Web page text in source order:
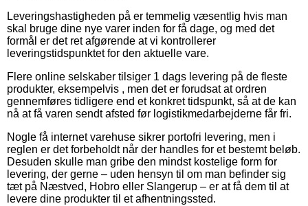
Leveringshastigheden på er temmelig væsentlig hvis man
skal bruge dine nye varer inden for få dage, og med det
formål er det ret afgørende at vi kontrollerer
leveringstidspunktet for den aktuelle vare.
Flere online selskaber tilsiger 1 dags levering på de fleste
produkter, eksempelvis , men det er forudsat at ordren
gennemføres tidligere end et konkret tidspunkt, så at de kan
nå at få varen sendt afsted før logistikmedarbejderne får fri.
Nogle få internet varehuse sikrer portofri levering, men i
reglen er det forbeholdt når der handles for et bestemt beløb.
Desuden skulle man gribe den mindst kostelige form for
levering, der gerne – uden hensyn til om man befinder sig
tæt på Næstved, Hobro eller Slangerup – er at få dem til at
levere dine produkter til et afhentningssted.